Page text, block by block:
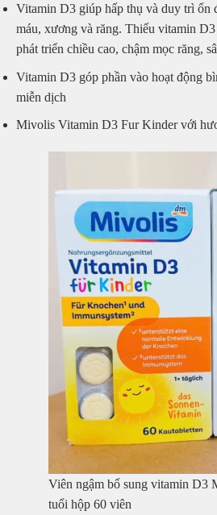
Vitamin D3 giúp hấp thụ và duy trì ổn
máu, xương và răng. Thiếu vitamin
phát triển chiều cao, chậm mọc răng,
Vitamin D3 góp phần vào hoạt động
miễn dịch
Mivolis Vitamin D3 Fur Kinder với
Viên ngậm bổ sung vitamin D3
tuổi hộp 60 viên